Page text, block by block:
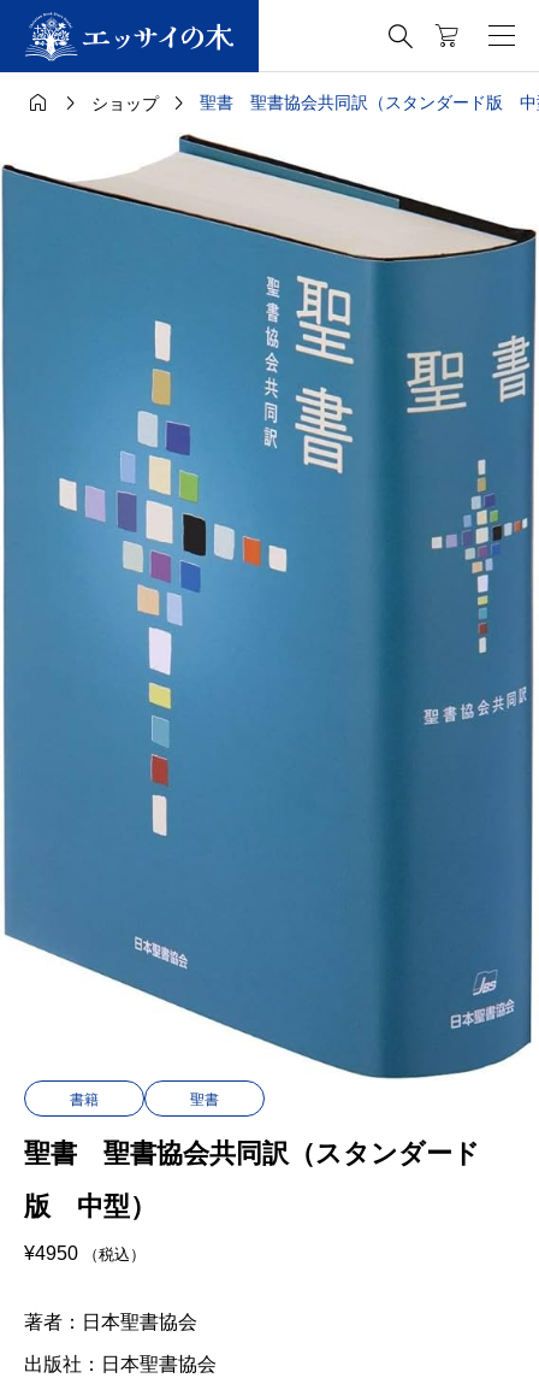

  ショップ  聖書 聖書協会共同訳（スタンダード版 中
書籍 聖書
聖書 聖書協会共同訳（スタンダード
版 中型）
¥4950 （税込）
著者：日本聖書協会
出版社：日本聖書協会